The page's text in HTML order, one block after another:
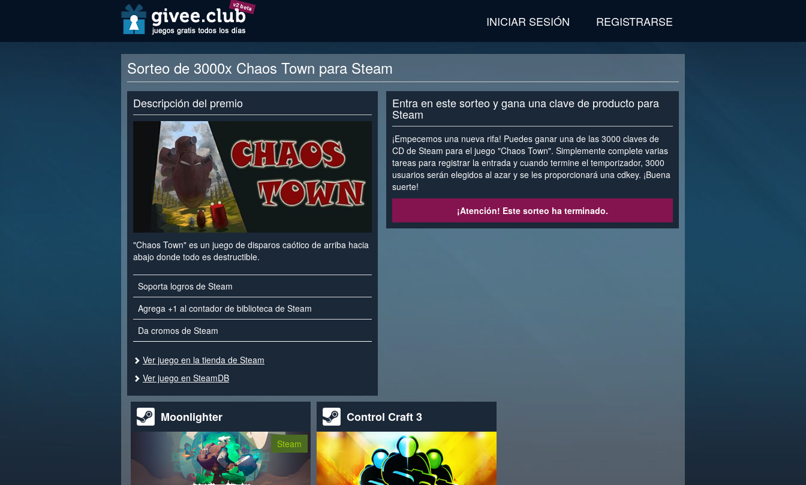
v2 beta
INICIAR SESIÓN REGISTRARSE
Sorteo de 3000x Chaos Town para Steam
Descripción del premio
"Chaos Town" es un juego de disparos caótico de arriba hacia
abajo donde todo es destructible.
Soporta logros de Steam
Agrega +1 al contador de biblioteca de Steam
Da cromos de Steam
Ver juego en la tienda de Steam
Ver juego en SteamDB
Entra en este sorteo y gana una clave de producto para
Steam
¡Empecemos una nueva rifa! Puedes ganar una de las 3000 claves de
CD de Steam para el juego "Chaos Town". Simplemente complete varias
tareas para registrar la entrada y cuando termine el temporizador, 3000
usuarios serán elegidos al azar y se les proporcionará una cdkey. ¡Buena
suerte!
¡Atención! Este sorteo ha terminado.
Moonlighter
Steam
Control Craft 3